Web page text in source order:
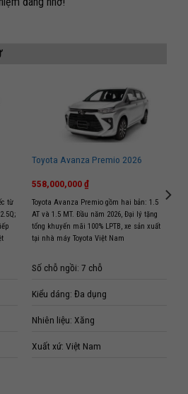
từ
Toyota Avanza Premio 2026
558,000,000₫
Toyota Avanza Premio gồm hai bản: 1.5
AT và 1.5 MT. Đầu năm 2026, Đại lý tặng
tổng khuyến mãi 100% LPTB, xe sản xuất
tại nhà máy Toyota Việt Nam
Số chỗ ngồi: 7 chỗ
Kiểu dáng: Đa dụng
Nhiên liệu: Xăng
Xuất xứ: Việt Nam